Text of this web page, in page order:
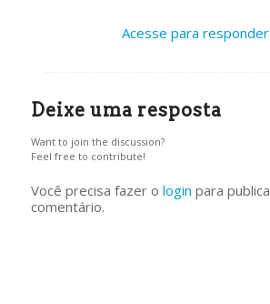
Acesse para responder
Deixe uma resposta
Want to join the discussion?
Feel free to contribute!
Você precisa fazer o login para
comentário.